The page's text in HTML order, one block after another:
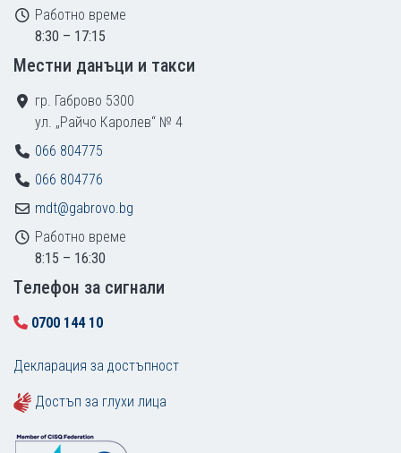
Работно време
8:30 – 17:15
Местни данъци и такси
гр. Габрово 5300
ул. „Райчо Каролев“ № 4
066 804775
066 804776
mdt@gabrovo.bg
Работно време
8:15 – 16:30
Tелефон за сигнали
0700 144 10
Декларация за достъпност
Достъп за глухи лица